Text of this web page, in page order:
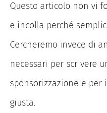
Questo articolo non vi
e incolla perché
Cercheremo invece di
necessari per scrivere
sponsorizzazione e
giusta.